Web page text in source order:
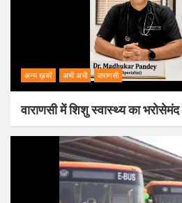
अन्य ख़बरें अभी अभी वाराणसी
वाराणसी में शिशु स्वास्थ्य का